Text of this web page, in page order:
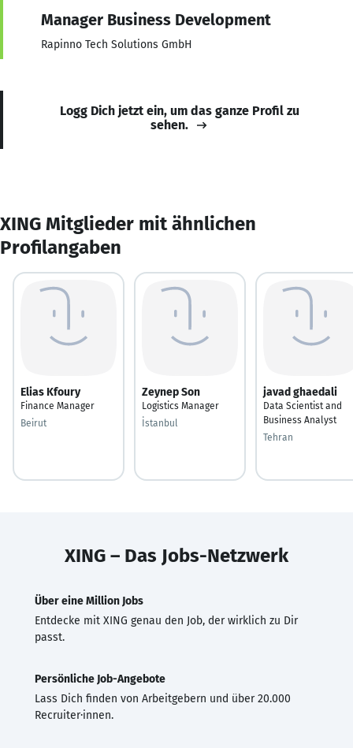
Manager Business Development
Rapinno Tech Solutions GmbH
Logg Dich jetzt ein, um das ganze Profil zu
sehen.
XING Mitglieder mit ähnlichen
Profilangaben
Elias Kfoury
Finance Manager
Beirut
Zeynep Son
Logistics Manager
İstanbul
javad ghaedali
Data Scientist and
Business Analyst
Tehran
XING – Das Jobs-Netzwerk
Über eine Million Jobs
Entdecke mit XING genau den Job, der wirklich zu Dir
passt.
Persönliche Job-Angebote
Lass Dich finden von Arbeitgebern und über 20.000
Recruiter·innen.